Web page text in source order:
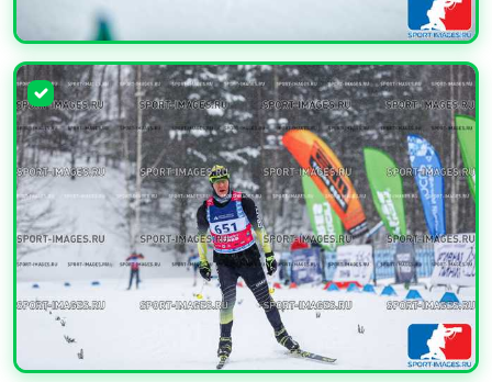
УВЕЛИЧИТЬ